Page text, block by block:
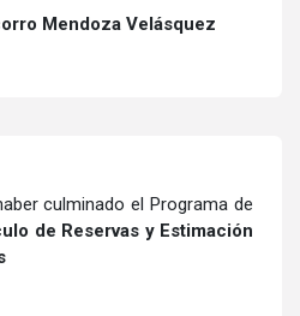
Mendoza Velásquez
culminado el Programa de
de Reservas y Estimación